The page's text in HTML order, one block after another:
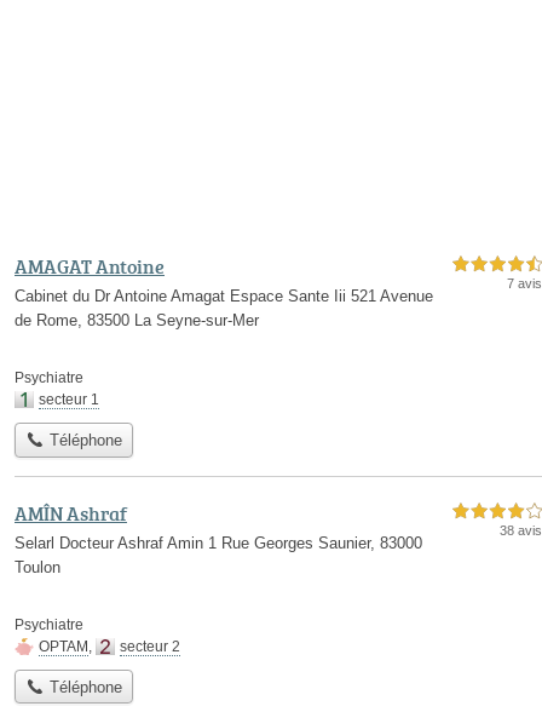
AMAGAT Antoine
Cabinet du Dr Antoine Amagat Espace Sante Iii 521 Avenue
de Rome, 83500 La Seyne-sur-Mer
4,5 étoiles sur 5
7 avis
Psychiatre
secteur 1
Téléphone
AMÎN Ashraf
Selarl Docteur Ashraf Amin 1 Rue Georges Saunier, 83000
Toulon
4,0 étoiles sur 5
38 avis
Psychiatre
OPTAM
secteur 2
Téléphone